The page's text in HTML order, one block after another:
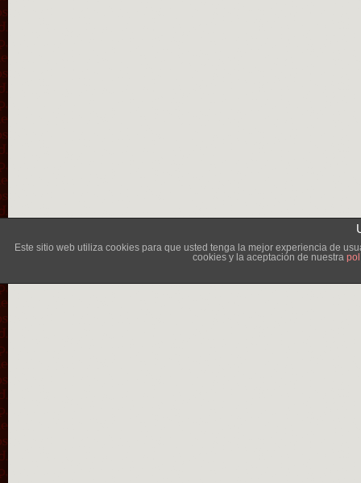
Este sitio web utiliza cookies para que usted tenga la mejor experiencia de
cookies y la aceptación de nuestra